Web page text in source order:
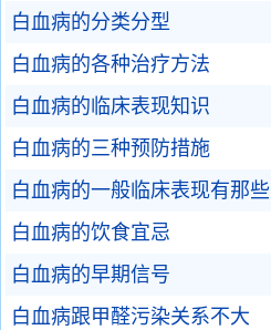
白血病的分类分型
白血病的各种治疗方法
白血病的临床表现知识
白血病的三种预防措施
白血病的一般临床表现有那些
白血病的饮食宜忌
白血病的早期信号
白血病跟甲醛污染关系不大